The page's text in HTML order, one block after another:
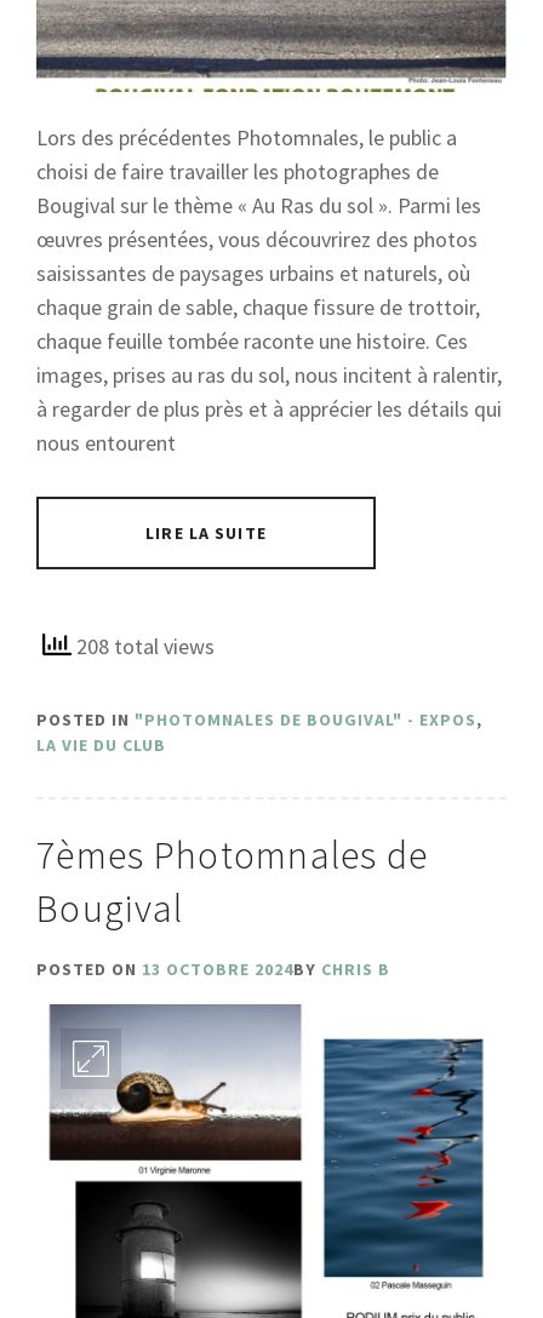
Lors des précédentes Photomnales, le public a
choisi de faire travailler les photographes de
Bougival sur le thème « Au Ras du sol ». Parmi les
œuvres présentées, vous découvrirez des photos
saisissantes de paysages urbains et naturels, où
chaque grain de sable, chaque fissure de trottoir,
chaque feuille tombée raconte une histoire. Ces
images, prises au ras du sol, nous incitent à ralentir,
à regarder de plus près et à apprécier les détails qui
nous entourent
LIRE LA SUITE
208 total views
POSTED IN "PHOTOMNALES DE BOUGIVAL" - EXPOS,
LA VIE DU CLUB
7èmes Photomnales de
Bougival
POSTED ON 13 OCTOBRE 2024BY CHRIS B